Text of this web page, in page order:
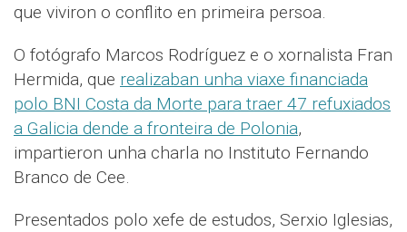
que viviron o conflito en primeira persoa.
O fotógrafo Marcos Rodríguez e o xornalista Fran
Hermida, que realizaban unha viaxe financiada
polo BNI Costa da Morte para traer 47 refuxiados
a Galicia dende a fronteira de Polonia,
impartieron unha charla no Instituto Fernando
Branco de Cee.
Presentados polo xefe de estudos, Serxio Iglesias,